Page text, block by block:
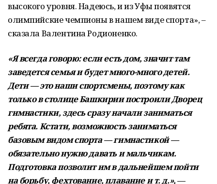
высокого уровня. Надеюсь, и из Уфы появятся
олимпийские чемпионы в нашем виде спорта», –
сказала Валентина Родионенко.
«Я всегда говорю: если есть дом, значит там
заведется семья и будет много-много детей.
Дети — это наши спортсмены, поэтому как
только в столице Башкирии построили Дворец
гимнастики, здесь сразу начали заниматься
ребята. Кстати, возможность заниматься
базовым видом спорта — гимнастикой —
обязательно нужно давать и мальчикам.
Подготовка позволит им в дальнейшем пойти
на борьбу, фехтование, плавание и т. д.»,—